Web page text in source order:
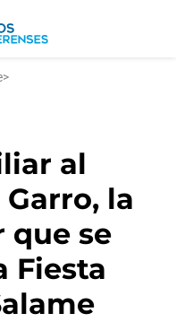
>
al
la
que se
Fiesta